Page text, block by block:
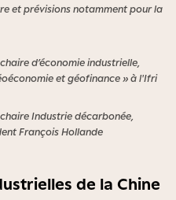
et prévisions notamment pour la
d’économie industrielle,
et géofinance » à l'Ifri
Industrie décarbonée,
François Hollande
de la Chine